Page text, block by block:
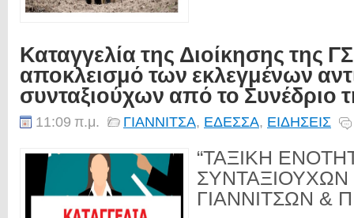
Καταγγελία της Διοίκησης της
αποκλεισμό των εκλεγμένων
συνταξιούχων από το Συνέδριο
11:09 π.μ. ΓΙΑΝΝΙΤΣΑ, ΕΔΕΣΣΑ, ΕΙΔΗΣΕΙΣ
“ΤΑΞΙΚΗ
ΣΥΝΤΑΞΙΟΥΧΩΝ
ΓΙΑΝΝΙΤΣΩΝ &